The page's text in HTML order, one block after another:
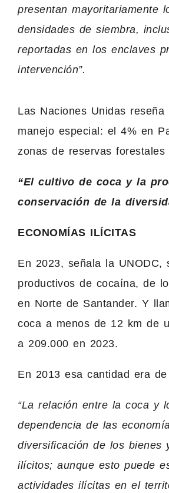
presentan mayoritariamente
densidades de siembra,
reportadas en los enclaves
intervención”.
Las Naciones Unidas
manejo especial: el 4% en
zonas de reservas
“El cultivo de coca y la
conservación de la
ECONOMÍAS ILÍCITAS
En 2023, señala la UNODC,
productivos de cocaína, de
en Norte de Santander. Y
coca a menos de 12 km de
a 209.000 en 2023.
En 2013 esa cantidad era
“La relación entre la coca y
dependencia de las
diversificación de los bienes
ilícitos; aunque esto puede
actividades ilícitas en el